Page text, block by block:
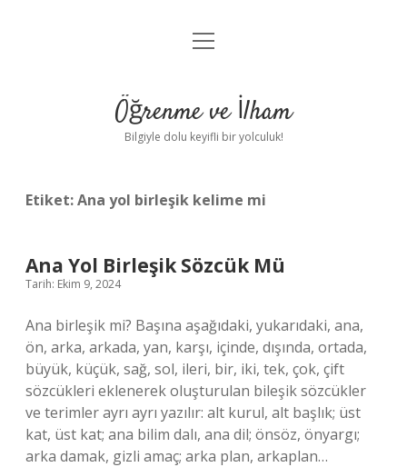
Anasayfa
Yasal Uyarı
menüyü
Öğrenme ve İlham
Bilgiyle dolu keyifli bir yolculuk!
Etiket:Ana yol birleşik kelime mi
Ana Yol Birleşik Sözcük Mü
Tarih: Ekim 9, 2024
Ana birleşik mi? Başına aşağıdaki, yukarıdaki, ana,
ön, arka, arkada, yan, karşı, içinde, dışında, ortada,
büyük, küçük, sağ, sol, ileri, bir, iki, tek, çok, çift
sözcükleri eklenerek oluşturulan bileşik sözcükler
ve terimler ayrı ayrı yazılır: alt kurul, alt başlık; üst
kat, üst kat; ana bilim dalı, ana dil; önsöz, önyargı;
arka damak, gizli amaç; arka plan, arkaplan…